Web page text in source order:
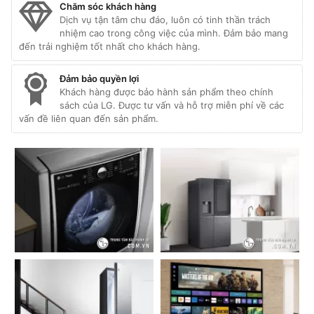
Chăm sóc khách hàng
Dịch vụ tận tâm chu đáo, luôn có tinh thần trách
nhiệm cao trong công việc của mình. Đảm bảo mang
đến trải nghiệm tốt nhất cho khách hàng.
Đảm bảo quyền lợi
Khách hàng được bảo hành sản phẩm theo chính
sách của LG. Được tư vấn và hỗ trợ miễn phí về các
vấn đề liên quan đến sản phẩm.